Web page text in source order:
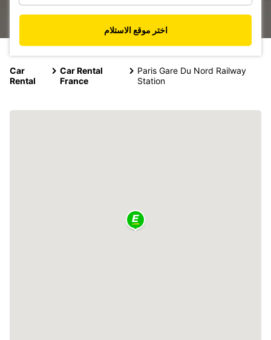
اختر موقع الاستلام
Car
Rental
Car Rental
France
Paris Gare Du Nord Railway
Station